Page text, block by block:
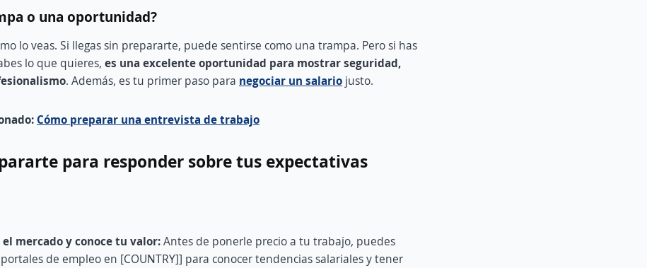
o una oportunidad?
lo veas. Si llegas sin prepararte, puede sentirse como una trampa. Pero si has
lo que quieres, es una excelente oportunidad para mostrar seguridad,
. Además, es tu primer paso para negociar un salario justo.
Cómo preparar una entrevista de trabajo
para responder sobre tus expectativas
mercado y conoce tu valor:Antes de ponerle precio a tu trabajo, puedes
de empleo en [COUNTRY]] para conocer tendencias salariales y tener